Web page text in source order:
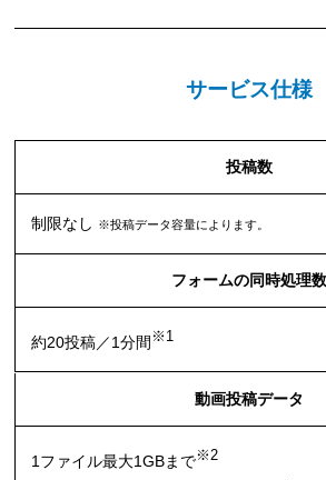
サービス仕様
投稿数
制限なし ※投稿データ容量によります。
フォームの同時処理数
約20投稿／1分間 ※1
動画投稿データ
1ファイル最大1GBまで※2